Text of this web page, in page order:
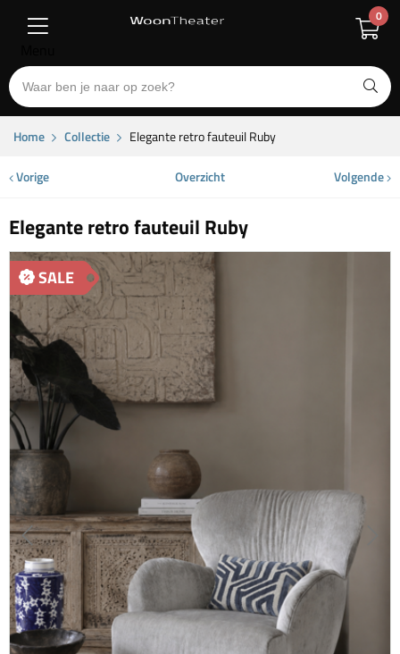
0
Home Collectie Elegante retro fauteuil Ruby
Vorige Overzicht Volgende
Elegante retro fauteuil Ruby
SALE